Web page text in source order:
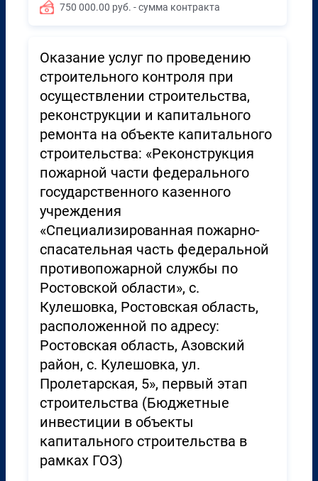
750 000.00 руб. - сумма контракта
Оказание услуг по проведению
строительного контроля при
осуществлении строительства,
реконструкции и капитального
ремонта на объекте капитального
строительства: «Реконструкция
пожарной части федерального
государственного казенного
учреждения
«Специализированная пожарно-
спасательная часть федеральной
противопожарной службы по
Ростовской области», с.
Кулешовка, Ростовская область,
расположенной по адресу:
Ростовская область, Азовский
район, с. Кулешовка, ул.
Пролетарская, 5», первый этап
строительства (Бюджетные
инвестиции в объекты
капитального строительства в
рамках ГОЗ)